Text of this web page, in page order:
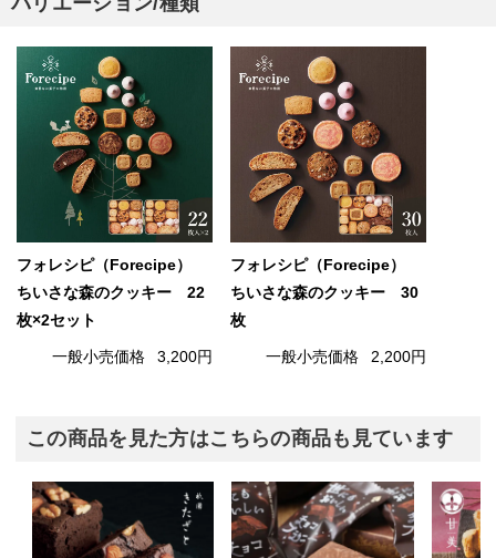
フォレシピ（Forecipe）
ちいさな森のクッキー 22
枚×2セット
一般小売価格 3,200円
フォレシピ（Forecipe）
ちいさな森のクッキー 30
枚
一般小売価格 2,200円
この商品を見た方はこちらの商品も見ています